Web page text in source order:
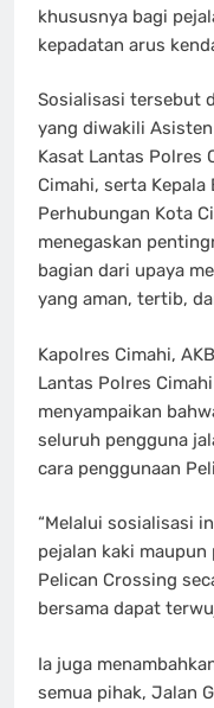
khususnya bagi
kepadatan arus
Sosialisasi tersebut
yang diwakili
Kasat Lantas Polres
Cimahi, serta
Perhubungan Kota
menegaskan
bagian dari upaya
yang aman, tertib,
Kapolres Cimahi,
Lantas Polres
menyampaikan
seluruh pengguna
cara penggunaan
“Melalui sosialisasi
pejalan kaki
Pelican Crossing
bersama dapat
Ia juga
semua pihak, Jalan